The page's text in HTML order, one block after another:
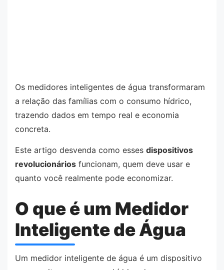
Os medidores inteligentes de água transformaram
a relação das famílias com o consumo hídrico,
trazendo dados em tempo real e economia
concreta.
Este artigo desvenda como esses dispositivos
revolucionários funcionam, quem deve usar e
quanto você realmente pode economizar.
O que é um Medidor
Inteligente de Água
Um medidor inteligente de água é um dispositivo